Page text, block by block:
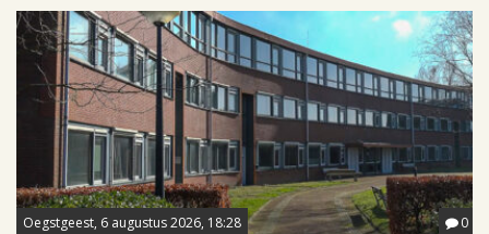
Oegstgeest, 6 augustus 2026, 18:28 0